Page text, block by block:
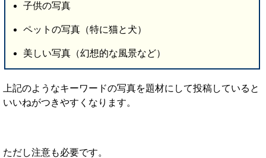
子供の写真
ペットの写真（特に猫と犬）
美しい写真（幻想的な風景など）
上記のようなキーワードの写真を題材にして投稿していると
いいねがつきやすくなります。
ただし注意も必要です。